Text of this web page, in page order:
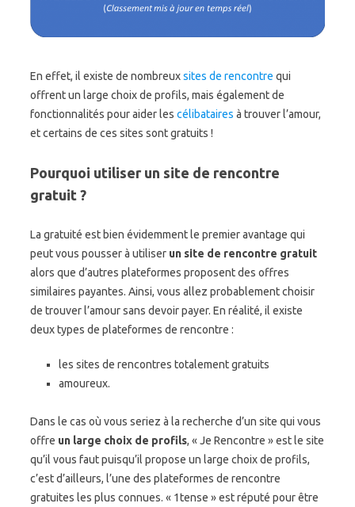
En effet, il existe de nombreuxsites de rencontre qui
offrent un large choix de profils, mais également de
fonctionnalités pour aider les célibataires à trouver l’amour,
et certains de ces sites sont gratuits !
Pourquoi utiliser un site de rencontre
gratuit ?
La gratuité est bien évidemment le premier avantage qui
peut vous pousser à utiliser un site de rencontre gratuit
alors que d’autres plateformes proposent des offres
similaires payantes. Ainsi, vous allez probablement choisir
de trouver l’amour sans devoir payer. En réalité, il existe
deux types de plateformes de rencontre :
les sites de rencontres totalement gratuits
amoureux.
Dans le cas où vous seriez à la recherche d’un site qui vous
offre un large choix de profils, « Je Rencontre » est le site
qu’il vous faut puisqu’il propose un large choix de profils,
c’est d’ailleurs, l’une des plateformes de rencontre
gratuites les plus connues. « 1tense » est réputé pour être